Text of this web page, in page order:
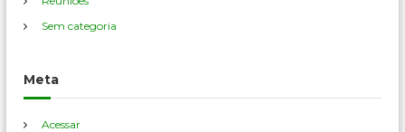
Sem categoria
Meta
Acessar